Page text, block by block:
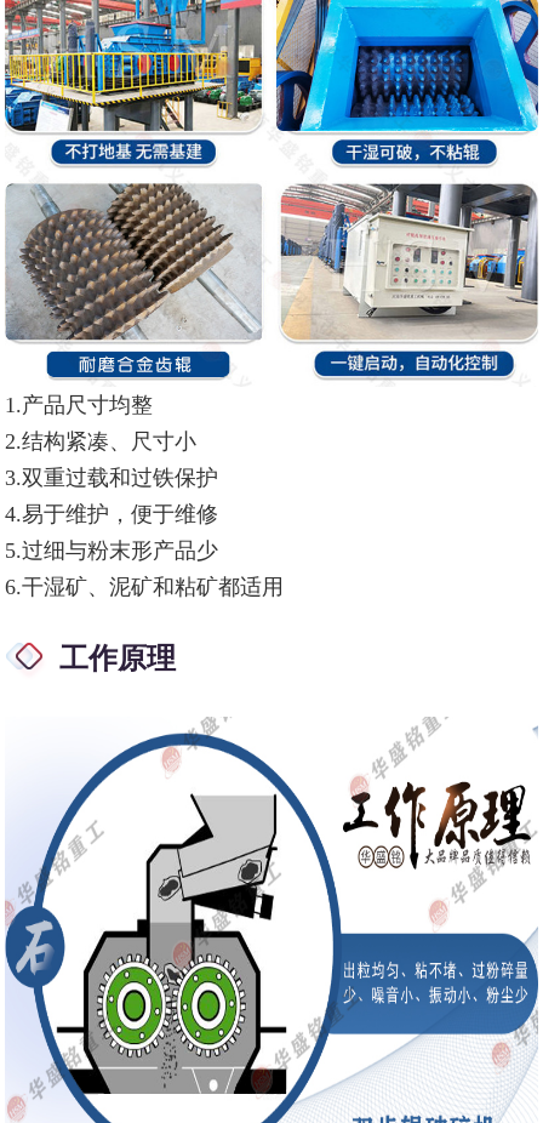
1.产品尺寸均整
2.结构紧凑、尺寸小
3.双重过载和过铁保护
4.易于维护，便于维修
5.过细与粉末形产品少
6.干湿矿、泥矿和粘矿都适用
工作原理